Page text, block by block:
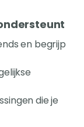
en begrijp
die je